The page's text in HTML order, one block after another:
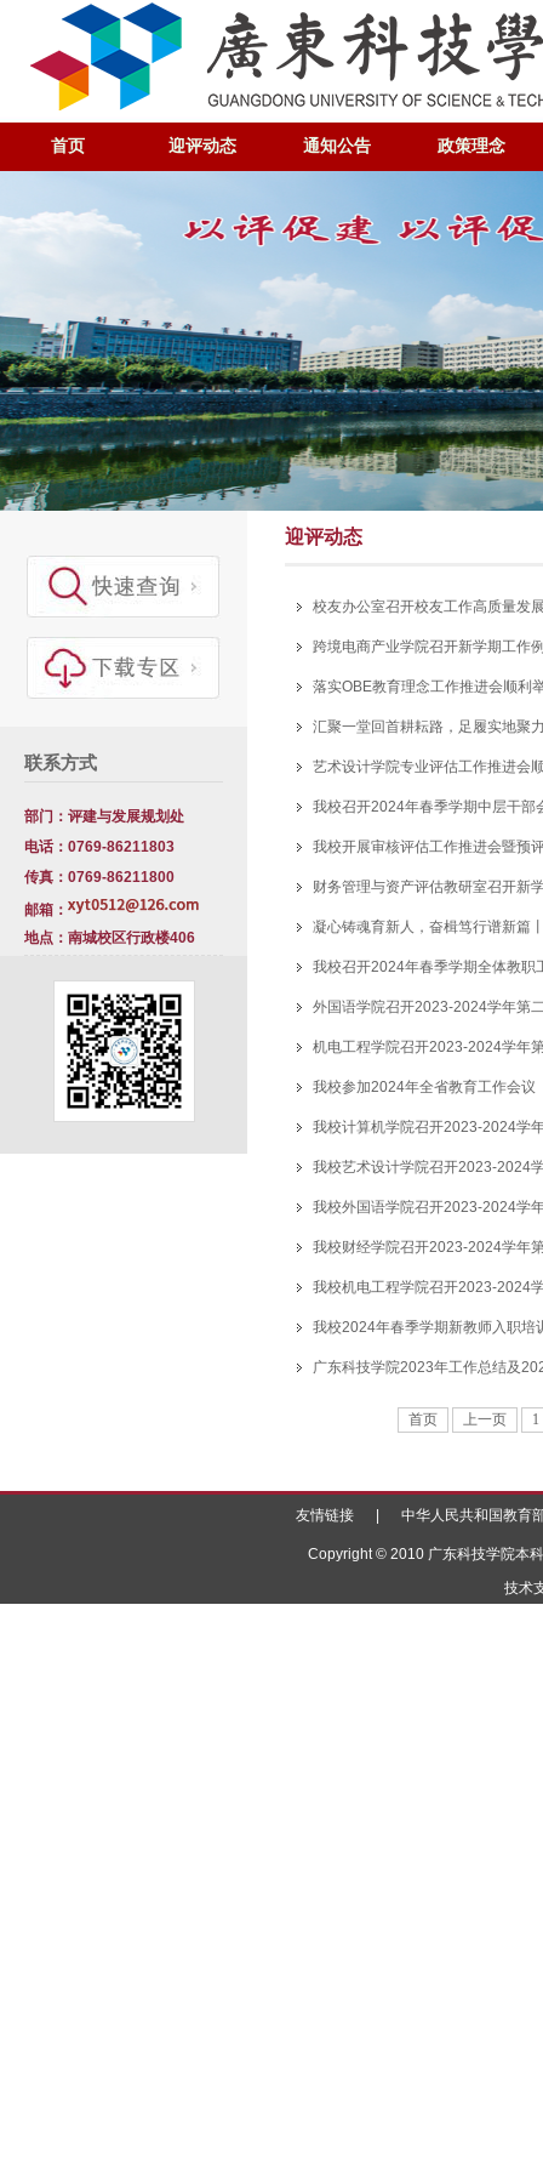
首页 迎评动态 通知公告 政策理念
联系方式
部门：评建与发展规划处
电话：0769-86211803
传真：0769-86211800
邮箱：
地点：南城校区行政楼406
迎评动态
校友办公室召开校友工作高质量发
跨境电商产业学院召开新学期工作
落实OBE教育理念工作推进会顺利
汇聚一堂回首耕耘路，足履实地
艺术设计学院专业评估工作推进会
我校召开2024年春季学期中层干部
我校开展审核评估工作推进会暨预
财务管理与资产评估教研室召开新
凝心铸魂育新人，奋楫笃行谱新篇
我校召开2024年春季学期全体教职
外国语学院召开2023-2024学年第
机电工程学院召开2023-2024学年
我校参加2024年全省教育工作会议
我校计算机学院召开2023-2024学
我校艺术设计学院召开2023-2024
我校外国语学院召开2023-2024学
我校财经学院召开2023-2024学年
我校机电工程学院召开2023-2024
我校2024年春季学期新教师入职培
广东科技学院2023年工作总结及
首页 上一页 1
友情链接 中华人民共和国教育
Copyright © 2010 广东科技学院本
技术